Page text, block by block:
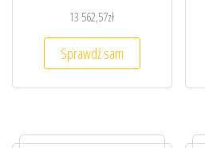
13 562,57zł
Sprawdź sam